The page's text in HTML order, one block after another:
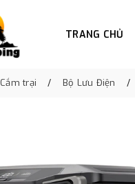
TRANG CHỦ
Cắm trại Bộ Lưu Điện